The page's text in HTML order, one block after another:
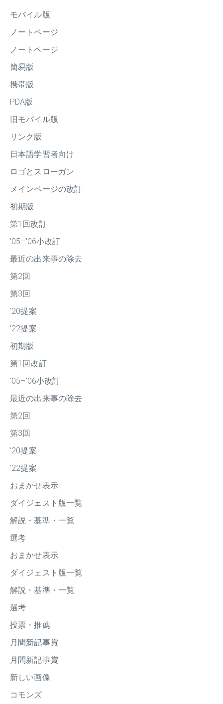
モバイル版
ノートページ
ノートページ
簡易版
携帯版
PDA版
旧モバイル版
リンク版
日本語学習者向け
ロゴとスローガン
メインページの改訂
初期版
第1回改訂
'05–'06小改訂
最近の出来事の除去
第2回
第3回
'20提案
'22提案
初期版
第1回改訂
'05–'06小改訂
最近の出来事の除去
第2回
第3回
'20提案
'22提案
おまかせ表示
ダイジェスト版一覧
解説・基準・一覧
選考
おまかせ表示
ダイジェスト版一覧
解説・基準・一覧
選考
投票・推薦
月間新記事賞
月間新記事賞
新しい画像
コモンズ